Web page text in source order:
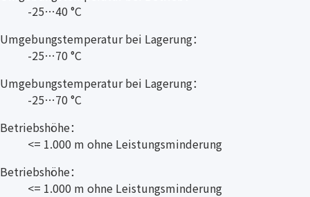
-25…40 °C
Umgebungstemperatur bei Lagerung：
-25…70 °C
Umgebungstemperatur bei Lagerung：
-25…70 °C
Betriebshöhe：
<= 1.000 m ohne Leistungsminderung
Betriebshöhe：
<= 1.000 m ohne Leistungsminderung